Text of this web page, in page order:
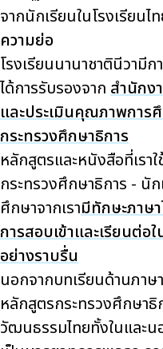
จากนักเรียนในโรงเรียนไ
ความย่อ
โรงเรียนนานาชาตินีวามี
ได้การรับรองจาก สำนักง
และประเมินคุณภาพการ
กระทรวงศึกษาธิการ
หลักสูตรและหนังสือที่เรา
กระทรวงศึกษาธิการ - นั
ศึกษาจากเรามีทักษะภาษ
การสอบเข้าและเรียนต่อ
อย่างราบรื่น
นอกจากบทเรียนด้านภา
หลักสูตรกระทรวงศึกษา
วัฒนธรรมไทยทั้งในและน